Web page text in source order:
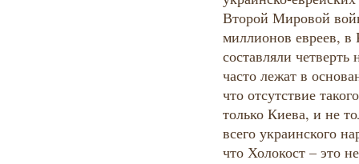
Второй Мировой
миллионов евреев, в
составляли четверть
часто лежат в
что отсутствие
только Киева, и не
всего украинского
что Холокост – это